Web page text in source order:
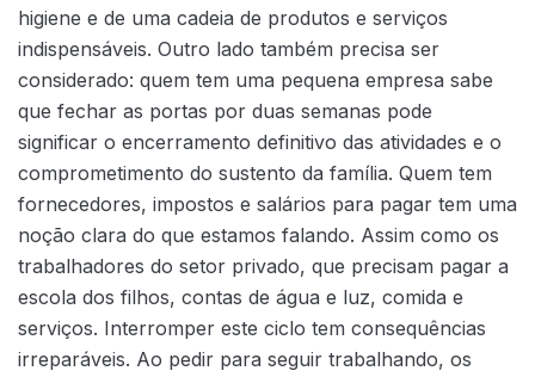
higiene e de uma cadeia de produtos e serviços
indispensáveis. Outro lado também precisa ser
considerado: quem tem uma pequena empresa sabe
que fechar as portas por duas semanas pode
significar o encerramento definitivo das atividades e o
comprometimento do sustento da família. Quem tem
fornecedores, impostos e salários para pagar tem uma
noção clara do que estamos falando. Assim como os
trabalhadores do setor privado, que precisam pagar a
escola dos filhos, contas de água e luz, comida e
serviços. Interromper este ciclo tem consequências
irreparáveis. Ao pedir para seguir trabalhando, os